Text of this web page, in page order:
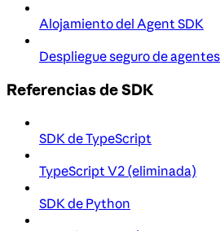
Alojamiento del Agent SDK
Despliegue seguro de
Referencias de SDK
SDK de TypeScript
TypeScript V2 (eliminada)
SDK de Python